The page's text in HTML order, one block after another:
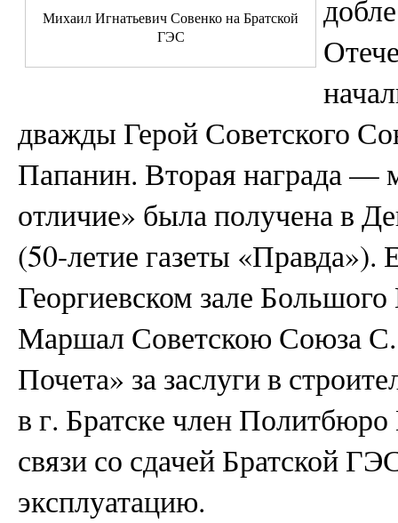
Михаил Игнатьевич Совенко на Братской
ГЭС
дважды Герой Советского
Папанин. Вторая награда —
отличие» была получена в
(50-летие газеты
Георгиевском зале
Маршал Советскою Союза
Почета» за заслуги в
в г. Братске член
связи со сдачей Братской
эксплуатацию.